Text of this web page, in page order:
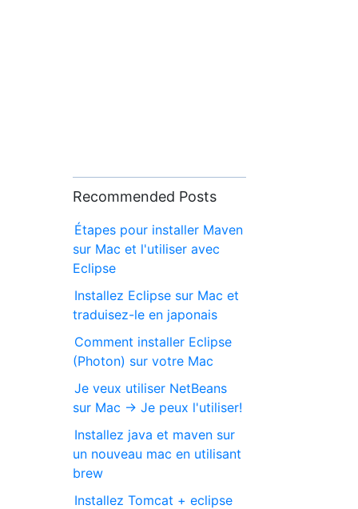
Recommended Posts
Étapes pour installer Maven
sur Mac et l'utiliser avec
Eclipse
Installez Eclipse sur Mac et
traduisez-le en japonais
Comment installer Eclipse
(Photon) sur votre Mac
Je veux utiliser NetBeans
sur Mac → Je peux l'utiliser!
Installez java et maven sur
un nouveau mac en utilisant
brew
Installez Tomcat + eclipse